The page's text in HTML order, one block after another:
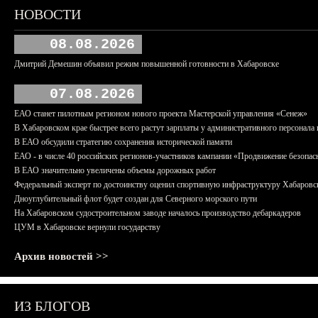
НОВОСТИ
08.08.2026
Дмитрий Демешин объявил режим повышенной готовности в Хабаровске
07.08.2026
ЕАО станет пилотным регионом нового проекта Мастерской управления «Сенеж»
В Хабаровском крае быстрее всего растут зарплаты у административного персонала
В ЕАО обсудили стратегию сохранения исторической памяти
ЕАО - в числе 40 российских регионов-участников кампании «Продвижение
В ЕАО значительно увеличены объемы дорожных работ
Федеральный эксперт по достоинству оценил спортивную инфраструктуру
Дноуглубительный флот будет создан для Северного морского пути
На Хабаровском судостроительном заводе началось производство дебаркадеров
ЦУМ в Хабаровске вернули государству
Архив новостей >>
ИЗ БЛОГОВ